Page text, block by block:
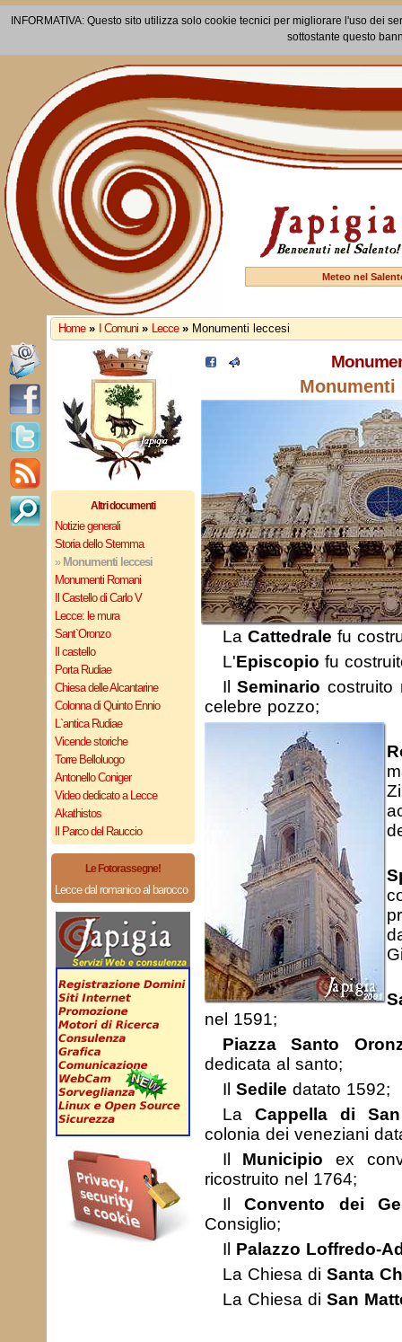
INFORMATIVA: Questo sito utilizza solo cookie tecnici per migliorare l'uso dei
sottostante questo
Meteo nel
Home » I Comuni » Lecce » Monumenti leccesi
Altri documenti
Notizie generali
Storia dello Stemma
» Monumenti leccesi
Monumenti Romani
Il Castello di Carlo V
Lecce: le mura
Sant`Oronzo
Il castello
Porta Rudiae
Chiesa delle Alcantarine
Colonna di Quinto Ennio
L`antica Rudiae
Vicende storiche
Torre Belloluogo
Antonello Coniger
Video dedicato a Lecce
Akathistos
Il Parco del Rauccio
Le Fotorassegne!
Lecce dal romanico al barocco
Monumenti
La Cattedrale fu
L'Episcopio fu
IlSeminario costruito
celebre pozzo;
nel 1591;
Piazza Santo
dedicata al santo;
Il Sedile datato 1592;
La Cappella di
colonia dei veneziani
Il Municipio ex
ricostruito nel 1764;
IlConvento dei
Consiglio;
Il Palazzo Loffredo-
La Chiesa di Santa
La Chiesa di San